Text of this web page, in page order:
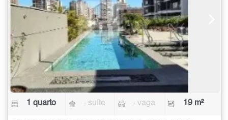
1 quarto - suíte - vaga 19 m²